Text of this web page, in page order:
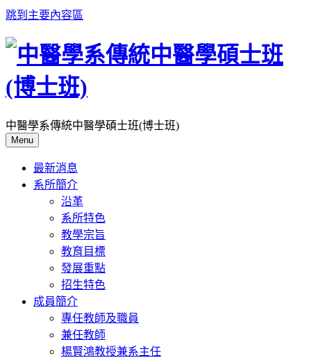
跳到主要內容區
中醫學系傳統中醫學碩士班(博士班)
Menu
最新消息
系所簡介
沿革
系所特色
教學宗旨
教育目標
發展重點
招生特色
成員簡介
專任教師及職員
兼任教師
楊賢鴻教授兼系主任